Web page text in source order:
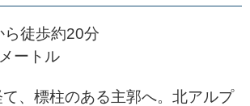
ら徒歩約20分
ートル
、標柱のある主郭へ。北アルプ